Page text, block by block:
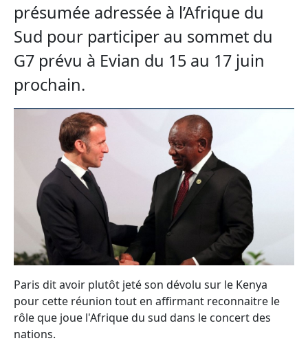
présumée adressée à l’Afrique du
Sud pour participer au sommet du
G7 prévu à Evian du 15 au 17 juin
prochain.
Paris dit avoir plutôt jeté son dévolu sur le Kenya
pour cette réunion tout en affirmant reconnaitre le
rôle que joue l'Afrique du sud dans le concert des
nations.